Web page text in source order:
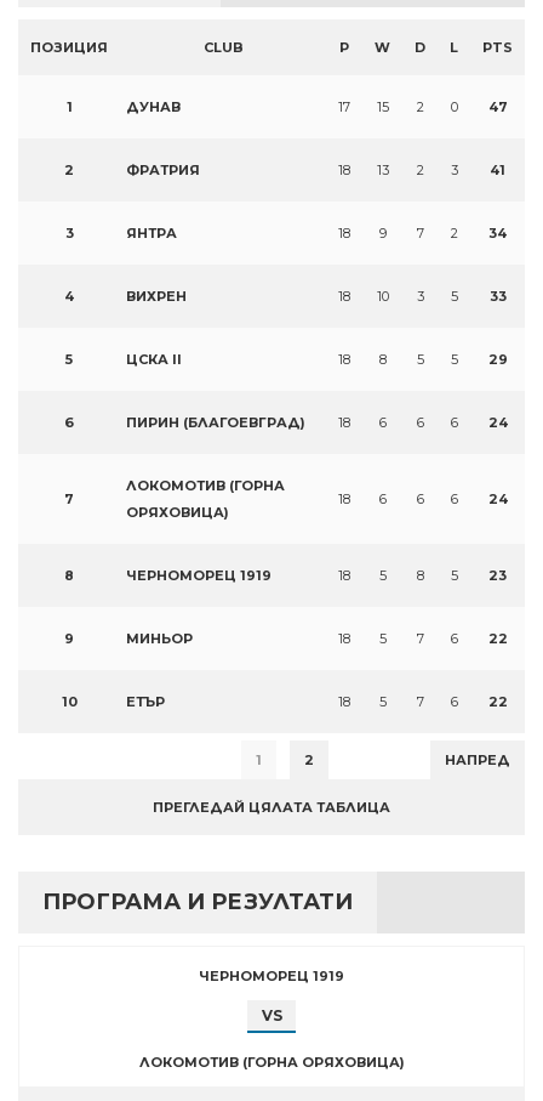
ПОЗИЦИЯ CLUB P W D L PTS
1 ДУНАВ 17 15 2 0 47
2 ФРАТРИЯ 18 13 2 3 41
3 ЯНТРА 18 9 7 2 34
4 ВИХРЕН 18 10 3 5 33
5 ЦСКА II 18 8 5 5 29
6 ПИРИН (БЛАГОЕВГРАД) 18 6 6 6 24
7
ЛОКОМОТИВ (ГОРНА
ОРЯХОВИЦА)
18 6 6 6 24
8 ЧЕРНОМОРЕЦ 1919 18 5 8 5 23
9 МИНЬОР 18 5 7 6 22
10 ЕТЪР 18 5 7 6 22
1 2 НАПРЕД
ПРЕГЛЕДАЙ ЦЯЛАТА ТАБЛИЦА
ПРОГРАМА И РЕЗУЛТАТИ
ЧЕРНОМОРЕЦ 1919
VS
ЛОКОМОТИВ (ГОРНА ОРЯХОВИЦА)